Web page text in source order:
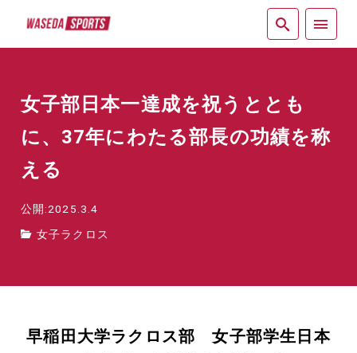
女子部日本一達成を祝うととも
に、37年にわたる部長の功績を称
える
公開:2025.3.4
女子ラクロス
早稲田大学ラクロス部 女子部学生日本